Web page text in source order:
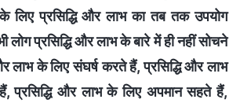
लिए प्रसिद्धि और लाभ का तब तक उपयोग
प्रसिद्धि और लाभ के बारे में ही नहीं सोचने
लाभ के लिए संघर्ष करते हैं, प्रसिद्धि और लाभ
प्रसिद्धि और लाभ के लिए अपमान सहते हैं,